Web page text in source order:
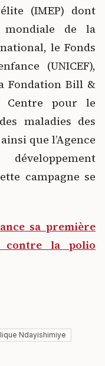
(IMEP) dont
mondiale de la
le Fonds
(UNICEF),
Fondation Bill &
Centre pour le
maladies des
que l’Agence
campagne se
sa première
contre la polio
Ndayishimiye